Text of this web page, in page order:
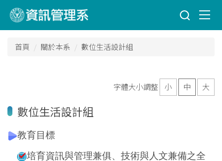
到
主
首頁 關於本系 數位生活設計組
字體大小調整 小 中 大
數位生活設計組
教育目標
培育資訊與管理兼俱、技術與人文兼備之全